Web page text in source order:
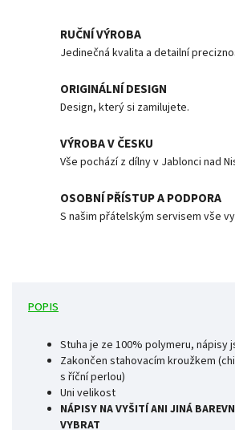
RUČNÍ VÝROBA
Jedinečná kvalita a detailní
ORIGINÁLNÍ DESIGN
Design, který si zamilujete.
VÝROBA V ČESKU
Vše pochází z dílny v Jablonci nad
OSOBNÍ PŘÍSTUP A PODPORA
S našim přátelským servisem vše
POPIS
Stuha je ze 100% polymeru, nápisy
Zakončen stahovacím kroužkem
s říční perlou)
Uni velikost
NÁPISY NA VYŠITÍ ANI JINÁ
VYBRAT